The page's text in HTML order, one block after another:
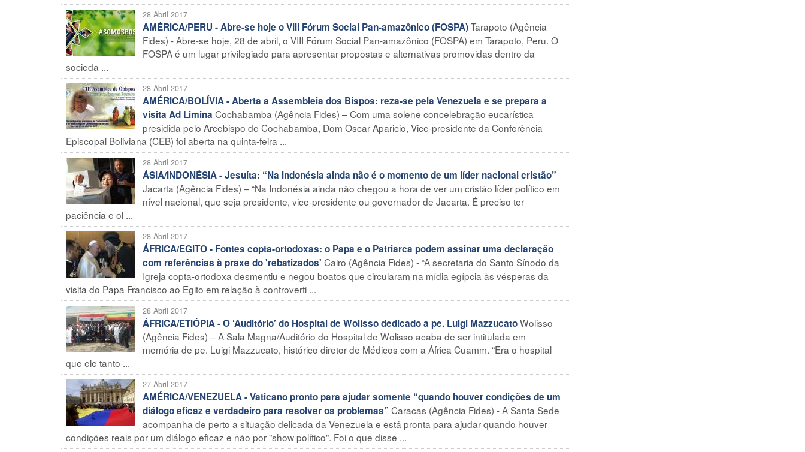
28 Abril 2017
AMÉRICA/PERU - Abre-se hoje o VIII Fórum Social Pan-amazônico (FOSPA)Tarapoto (Agência
Fides) - Abre-se hoje, 28 de abril, o VIII Fórum Social Pan-amazônico (FOSPA) em Tarapoto, Peru. O
FOSPA é um lugar privilegiado para apresentar propostas e alternativas promovidas dentro da
socieda ...
28 Abril 2017
AMÉRICA/BOLÍVIA - Aberta a Assembleia dos Bispos: reza-se pela Venezuela e se prepara a
visita Ad Limina Cochabamba (Agência Fides) – Com uma solene concelebração eucarística
presidida pelo Arcebispo de Cochabamba, Dom Oscar Aparicio, Vice-presidente da Conferência
Episcopal Boliviana (CEB) foi aberta na quinta-feira ...
28 Abril 2017
ÁSIA/INDONÉSIA - Jesuíta: “Na Indonésia ainda não é o momento de um líder nacional cristão”
Jacarta (Agência Fides) – “Na Indonésia ainda não chegou a hora de ver um cristão líder político em
nível nacional, que seja presidente, vice-presidente ou governador de Jacarta. É preciso ter
paciência e ol ...
28 Abril 2017
ÁFRICA/EGITO - Fontes copta-ortodoxas: o Papa e o Patriarca podem assinar uma declaração
com referências à praxe do 'rebatizados' Cairo (Agência Fides) - “A secretaria do Santo Sínodo da
Igreja copta-ortodoxa desmentiu e negou boatos que circularam na mídia egípcia às vésperas da
visita do Papa Francisco ao Egito em relação à controverti ...
28 Abril 2017
ÁFRICA/ETIÓPIA - O ‘Auditório’ do Hospital de Wolisso dedicado a pe. Luigi MazzucatoWolisso
(Agência Fides) – A Sala Magna/Auditório do Hospital de Wolisso acaba de ser intitulada em
memória de pe. Luigi Mazzucato, histórico diretor de Médicos com a África Cuamm. “Era o hospital
que ele tanto ...
27 Abril 2017
AMÉRICA/VENEZUELA - Vaticano pronto para ajudar somente “quando houver condições de um
diálogo eficaz e verdadeiro para resolver os problemas” Caracas (Agência Fides) - A Santa Sede
acompanha de perto a situação delicada da Venezuela e está pronta para ajudar quando houver
condições reais por um diálogo eficaz e não por "show político". Foi o que disse ...